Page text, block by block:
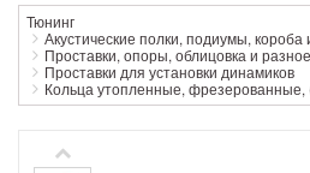
Тюнинг
Акустические полки, подиумы, короба
Проставки, опоры, облицовка и разное
Проставки для установки динамиков
Кольца утопленные,